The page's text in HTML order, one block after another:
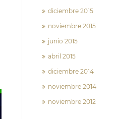
diciembre 2015
noviembre 2015
junio 2015
abril 2015
diciembre 2014
noviembre 2014
noviembre 2012